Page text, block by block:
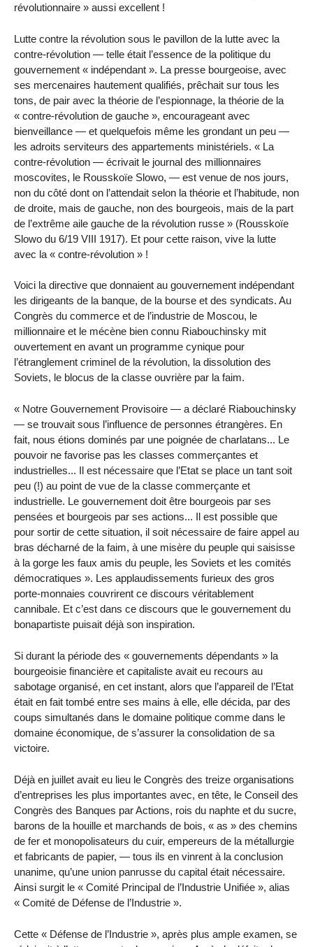
révolutionnaire » aussi excellent !
Lutte contre la révolution sous le pavillon de la lutte avec la
contre-révolution — telle était l’essence de la politique du
gouvernement « indépendant ». La presse bourgeoise, avec
ses mercenaires hautement qualifiés, prêchait sur tous les
tons, de pair avec la théorie de l’espionnage, la théorie de la
« contre-révolution de gauche », encourageant avec
bienveillance — et quelquefois même les grondant un peu —
les adroits serviteurs des appartements ministériels. « La
contre-révolution — écrivait le journal des millionnaires
moscovites, le Rousskoïe Slowo, — est venue de nos jours,
non du côté dont on l’attendait selon la théorie et l’habitude, non
de droite, mais de gauche, non des bourgeois, mais de la part
de l’extrême aile gauche de la révolution russe » (Rousskoïe
Slowo du 6/19 VIII 1917). Et pour cette raison, vive la lutte
avec la « contre-révolution » !
Voici la directive que donnaient au gouvernement indépendant
les dirigeants de la banque, de la bourse et des syndicats. Au
Congrès du commerce et de l’industrie de Moscou, le
millionnaire et le mécène bien connu Riabouchinsky mit
ouvertement en avant un programme cynique pour
l’étranglement criminel de la révolution, la dissolution des
Soviets, le blocus de la classe ouvrière par la faim.
« Notre Gouvernement Provisoire — a déclaré Riabouchinsky
— se trouvait sous l’influence de personnes étrangères. En
fait, nous étions dominés par une poignée de charlatans... Le
pouvoir ne favorise pas les classes commerçantes et
industrielles... Il est nécessaire que l’Etat se place un tant soit
peu (!) au point de vue de la classe commerçante et
industrielle. Le gouvernement doit être bourgeois par ses
pensées et bourgeois par ses actions... Il est possible que
pour sortir de cette situation, il soit nécessaire de faire appel au
bras décharné de la faim, à une misère du peuple qui saisisse
à la gorge les faux amis du peuple, les Soviets et les comités
démocratiques ». Les applaudissements furieux des gros
porte-monnaies couvrirent ce discours véritablement
cannibale. Et c’est dans ce discours que le gouvernement du
bonapartiste puisait déjà son inspiration.
Si durant la période des « gouvernements dépendants » la
bourgeoisie financière et capitaliste avait eu recours au
sabotage organisé, en cet instant, alors que l’appareil de l’Etat
était en fait tombé entre ses mains à elle, elle décida, par des
coups simultanés dans le domaine politique comme dans le
domaine économique, de s’assurer la consolidation de sa
victoire.
Déjà en juillet avait eu lieu le Congrès des treize organisations
d’entreprises les plus importantes avec, en tête, le Conseil des
Congrès des Banques par Actions, rois du naphte et du sucre,
barons de la houille et marchands de bois, « as » des chemins
de fer et monopolisateurs du cuir, empereurs de la métallurgie
et fabricants de papier, — tous ils en vinrent à la conclusion
unanime, qu’une union panrusse du capital était nécessaire.
Ainsi surgit le « Comité Principal de l’Industrie Unifiée », alias
« Comité de Défense de l’Industrie ».
Cette « Défense de l’Industrie », après plus ample examen, se